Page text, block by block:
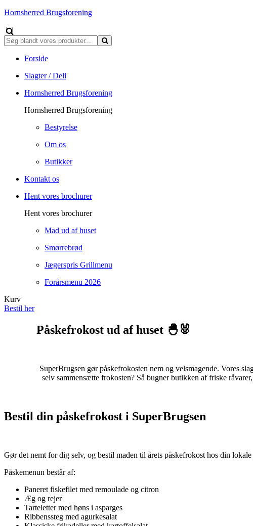
Hornsherred Brugsforening
Forside
Slagter / Deli
Hornsherred Brugsforening
Hornsherred Brugsforening
Bestyrelse
Om os
Butikker
Kontakt os
Hent vores brochurer
Hent vores brochurer
Mad ud af huset
Smørrebrød
Jægerspris Grillmenu
Forårsmenu 2026
Kurv
Bestil her
Påskefrokost ud af huset 🐣🐰
SuperBrugsen gør påskefrokosten nem og velsmagende. Vores
selv sammensætte frokosten? Så bugner butikken af friske
Bestil din påskefrokost i SuperBrugsen
Gør det nemt for dig selv, og bestil maden til årets påskefrokost hos din
Påskemenun består af:
Paneret fiskefilet med remoulade og citron
Æg og rejer
Tarteletter med høns i asparges
Ribbenssteg med agurkesalat